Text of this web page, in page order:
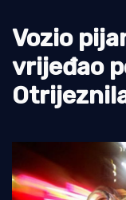
Ribolov
Ekologija
Tradicija i kultura
Vozio
vrijeđao